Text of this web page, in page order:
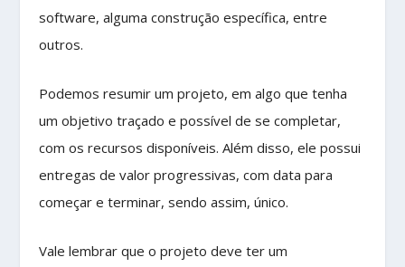
software, alguma construção específica, entre
outros.
Podemos resumir um projeto, em algo que tenha
um objetivo traçado e possível de se completar,
com os recursos disponíveis. Além disso, ele possui
entregas de valor progressivas, com data para
começar e terminar, sendo assim, único.
Vale lembrar que o projeto deve ter um